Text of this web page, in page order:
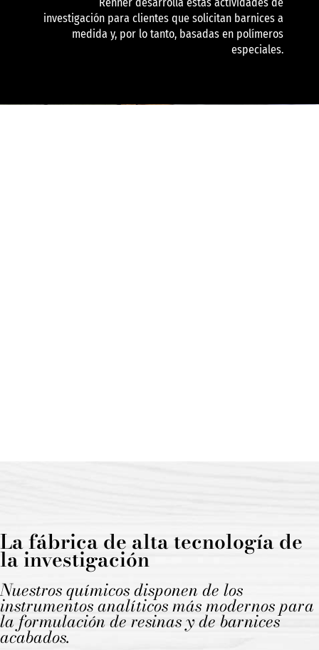
Renner desarrolla estas actividades de
investigación para clientes que solicitan barnices a
medida y, por lo tanto, basadas en polímeros
especiales.
La fábrica de alta tecnología de
la investigación
Nuestros químicos disponen de los
instrumentos analíticos más modernos para
la formulación de resinas y de barnices
acabados.